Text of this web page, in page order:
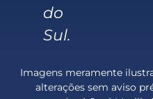
do
Sul.
Imagens meramente
alterações sem aviso